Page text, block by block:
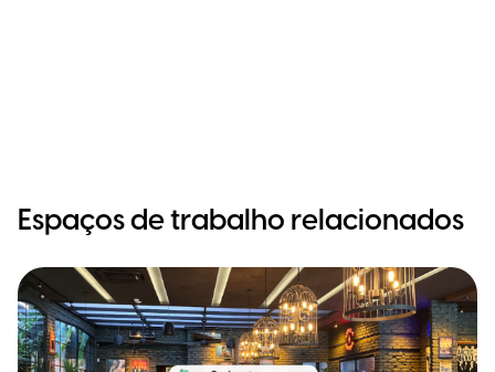
Espaços de trabalho relacionados